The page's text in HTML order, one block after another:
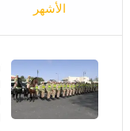
الأشهر